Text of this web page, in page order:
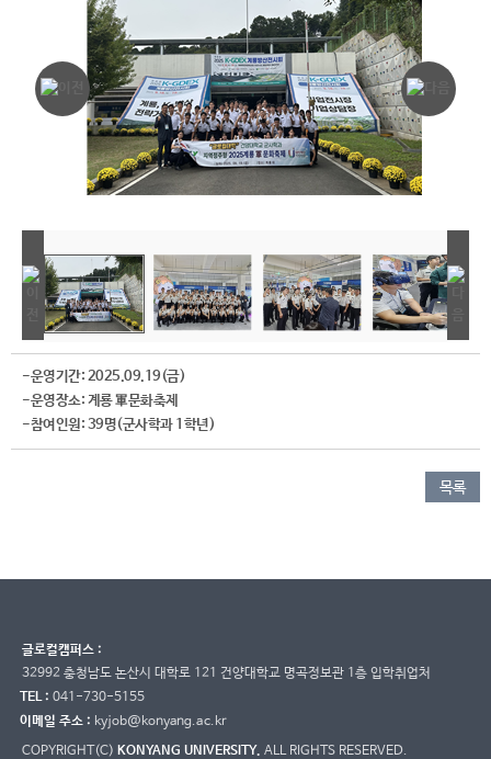
-운영기간: 2025.09.19(금)
-운영장소: 계룡 軍문화축제
-참여인원: 39명(군사학과 1학년)
목록
글로컬캠퍼스 :
32992 충청남도 논산시 대학로 121 건양대학교 명곡정보관 1층 입학취업처
TEL : 041-730-5155
이메일 주소 : kyjob@konyang.ac.kr
COPYRIGHT(C) KONYANG UNIVERSITY. ALL RIGHTS RESERVED.